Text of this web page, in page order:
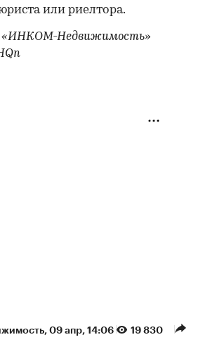
или риелтора.
«ИНКОМ-Недвижимость»
09 апр, 14:06 19 830